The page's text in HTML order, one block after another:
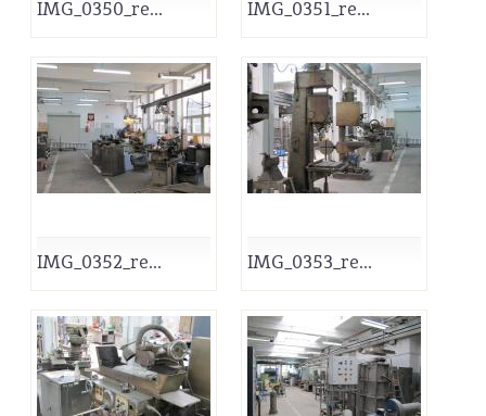
IMG_0350_re... IMG_0351_re...
IMG_0352_re... IMG_0353_re...